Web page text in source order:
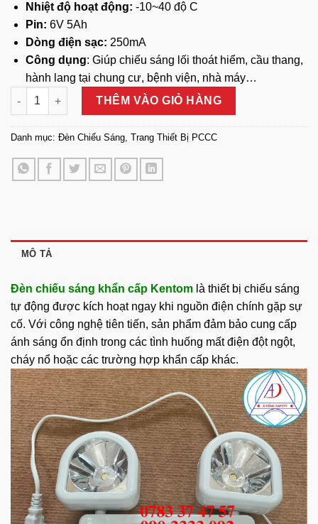
Nhiệt độ hoạt động: -10~40 độ C
Pin: 6V 5Ah
Dòng điện sạc: 250mA
Công dụng: Giúp chiếu sáng lối thoát hiểm, cầu thang,
hành lang tại chung cư, bệnh viện, nhà máy…
Đèn Chiếu Sáng Khẩn Cấp Kentom số lượng
THÊM VÀO GIỎ HÀNG
Danh mục: Đèn Chiếu Sáng, Trang Thiết Bị PCCC
MÔ TẢ
Đèn chiếu sáng khẩn cấp Kentom là thiết bị chiếu sáng
tự động được kích hoạt ngay khi nguồn điện chính gặp sự
cố. Với công nghệ tiên tiến, sản phẩm đảm bảo cung cấp
ánh sáng ổn định trong các tình huống mất điện đột ngột,
cháy nổ hoặc các trường hợp khẩn cấp khác.